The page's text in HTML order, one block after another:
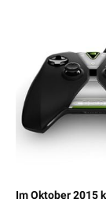
Im Oktober 2015